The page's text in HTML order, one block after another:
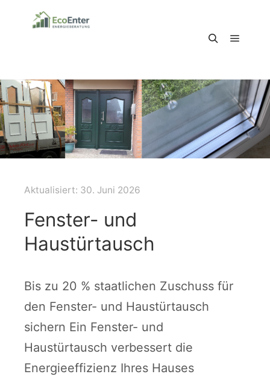
Schlagwortarchiv:
Aktualisiert: 30. Juni 2026
Fenster- und
Haustürtausch
Bis zu 20 % staatlichen Zuschuss für
den Fenster- und Haustürtausch
sichern Ein Fenster- und
Haustürtausch verbessert die
Energieeffizienz Ihres Hauses